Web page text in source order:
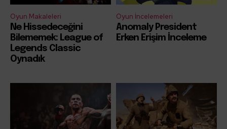
Oyun Makaleleri
Ne Hissedeceğini
Bilememek: League of
Legends Classic
Oynadık
Oyun İncelemeleri
Anomaly President
Erken Erişim İnceleme